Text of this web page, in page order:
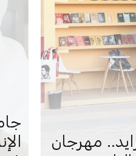
مهرجان